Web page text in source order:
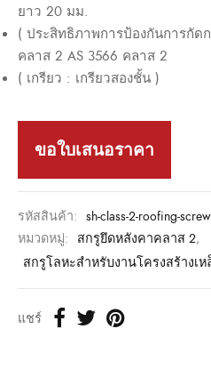
ยาว 20 มม.
( ประสิทธิภาพการป้องกันการกัด
คลาส 2 AS 3566 คลาส 2
( เกรียว : เกรียวสองชั้น )
ขอใบเสนอราคา
รหัสสินค้า: sh-class-2-roofing-
หมวดหมู่: สกรูยึดหลังคาคลาส 2,
สกรูโลหะสำหรับงานโครงสร้างเ
แชร์